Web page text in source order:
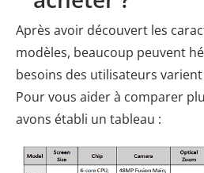
Après avoir découvert les
modèles, beaucoup peuvent
besoins des utilisateurs
Pour vous aider à comparer
avons établi un tableau :